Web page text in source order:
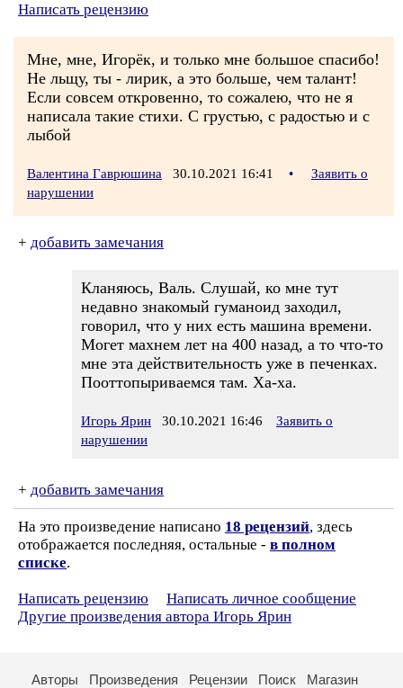
Написать рецензию
Мне, мне, Игорёк, и только мне большое спасибо!
Не льщу, ты - лирик, а это больше, чем талант!
Если совсем откровенно, то сожалею, что не я
написала такие стихи. С грустью, с радостью и с
лыбой
Валентина Гаврюшина 30.10.2021 16:41 •
Заявить о
нарушении
+ добавить замечания
Кланяюсь, Валь. Слушай, ко мне тут
недавно знакомый гуманоид заходил,
говорил, что у них есть машина времени.
Могет махнем лет на 400 назад, а то что-то
мне эта действительность уже в печенках.
Пооттопыриваемся там. Ха-ха.
Игорь Ярин 30.10.2021 16:46
Заявить о
нарушении
+ добавить замечания
На это произведение написано 18 рецензий, здесь
отображается последняя, остальные - в полном
списке.
Написать рецензию
Написать личное сообщение
Другие произведения автора Игорь Ярин
Авторы Произведения Рецензии Поиск Магазин